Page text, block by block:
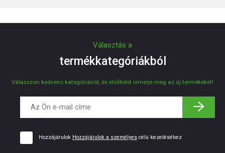
Választás a
termékkategóriákból
Válasszon kedvenc kategóriáiról, és elsőként ismerje meg az új termékeket!
Hozzájárulok Hozzájárulok a személyes célú kezeléséhez